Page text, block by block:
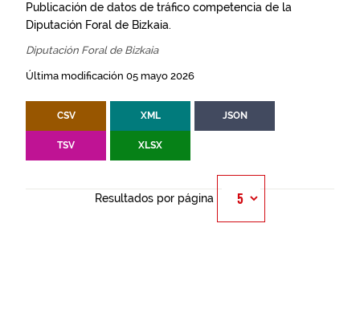
Publicación de datos de tráfico competencia de la
Diputación Foral de Bizkaia.
Diputación Foral de Bizkaia
Última modificación 05 mayo 2026
CSV XML JSON
TSV XLSX
Resultados por página